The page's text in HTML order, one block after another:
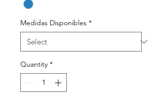
Medidas Disponibles *
Quantity *